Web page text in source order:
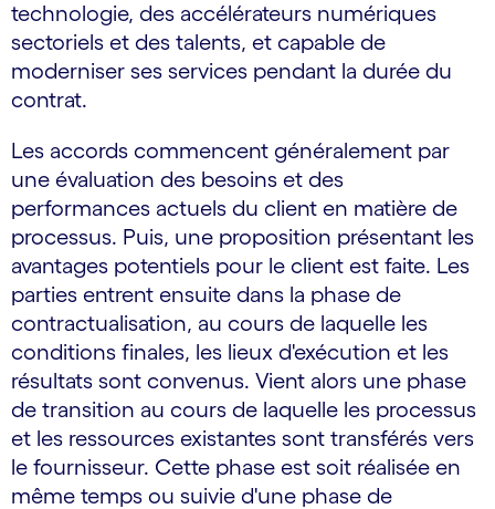
technologie, des accélérateurs numériques
sectoriels et des talents, et capable de
moderniser ses services pendant la durée du
contrat.
Les accords commencent généralement par
une évaluation des besoins et des
performances actuels du client en matière de
processus. Puis, une proposition présentant les
avantages potentiels pour le client est faite. Les
parties entrent ensuite dans la phase de
contractualisation, au cours de laquelle les
conditions finales, les lieux d'exécution et les
résultats sont convenus. Vient alors une phase
de transition au cours de laquelle les processus
et les ressources existantes sont transférés vers
le fournisseur. Cette phase est soit réalisée en
même temps ou suivie d'une phase de